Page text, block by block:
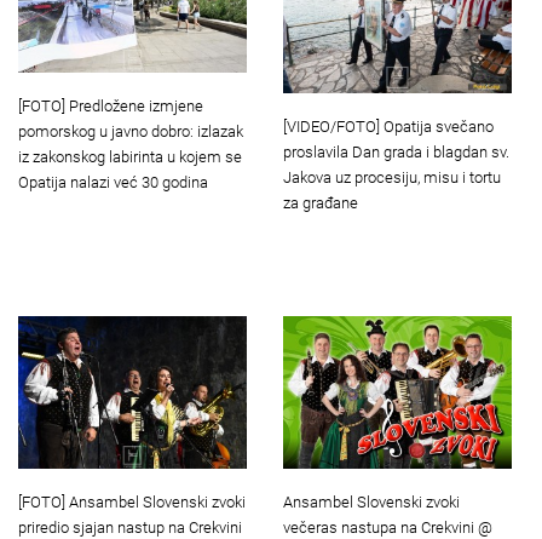
[FOTO] Predložene izmjene
pomorskog u javno dobro: izlazak
iz zakonskog labirinta u kojem se
Opatija nalazi već 30 godina
[VIDEO/FOTO] Opatija svečano
proslavila Dan grada i blagdan sv.
Jakova uz procesiju, misu i tortu
za građane
[FOTO] Ansambel Slovenski zvoki
priredio sjajan nastup na Crekvini
Ansambel Slovenski zvoki
večeras nastupa na Crekvini @